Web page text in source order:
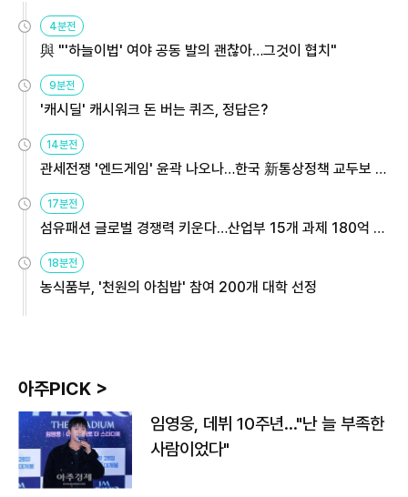
4분전
與 "'하늘이법' 여야 공동 발의 괜찮아…그것이 협치"
9분전
'캐시딜' 캐시워크 돈 버는 퀴즈, 정답은?
14분전
관세전쟁 '엔드게임' 윤곽 나오나…한국 新통상정책 교두보 활
17분전
섬유패션 글로벌 경쟁력 키운다…산업부 15개 과제 180억 지
18분전
농식품부, '천원의 아침밥' 참여 200개 대학 선정
아주PICK >
임영웅, 데뷔 10주년…"난 늘 부족한
사람이었다"